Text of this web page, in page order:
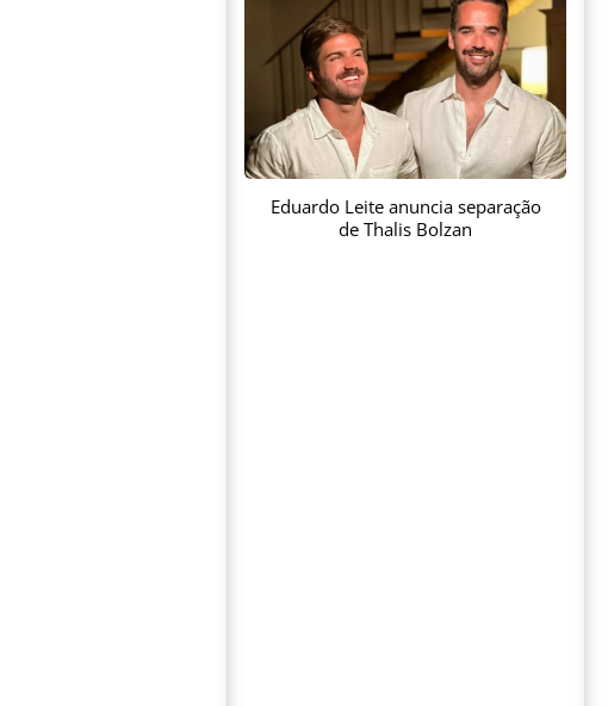
Eduardo Leite anuncia separação
de Thalis Bolzan